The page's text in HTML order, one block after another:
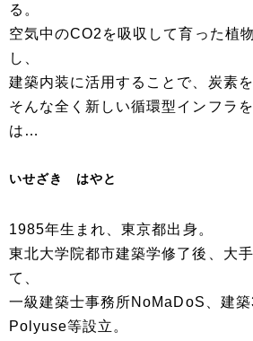
る。
空気中のCO2を吸収して育った植
し、
建築内装に活用することで、炭素
そんな全く新しい循環型インフラ
は…
いせざき はやと
1985年生まれ、東京都出身。
東北大学院都市建築学修了後、大
て、
一級建築士事務所NoMaDoS、建
Polyuse等設立。